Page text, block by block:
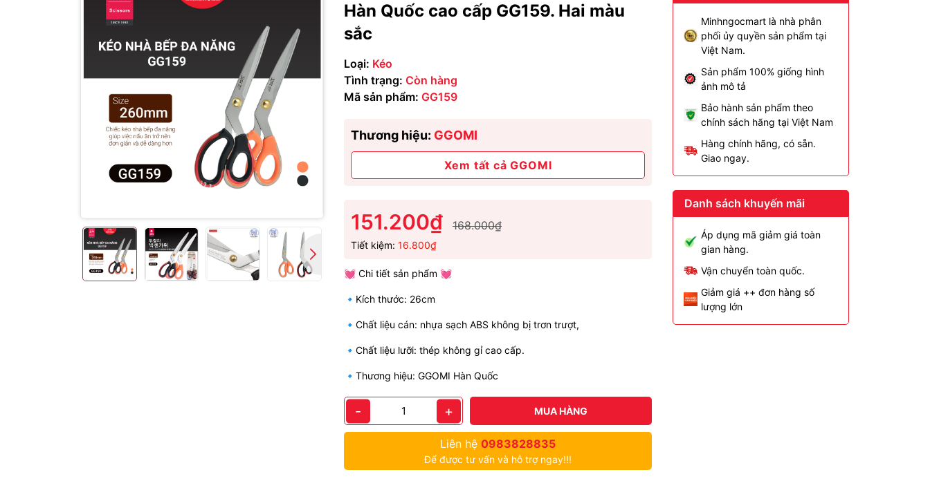
Hàn Quốc cao cấp GG159. Hai màu
sắc
Loại: Kéo
Tình trạng: Còn hàng
Mã sản phẩm: GG159
Thương hiệu: GGOMI
Xem tất cả GGOMI
151.200₫ 168.000₫
Tiết kiệm: 16.800₫
💓 Chi tiết sản phẩm 💓
🔹Kích thước: 26cm
🔹Chất liệu cán: nhựa sạch ABS không bị trơn trượt,
🔹Chất liệu lưỡi: thép không gỉ cao cấp.
🔹Thương hiệu: GGOMI Hàn Quốc
- + MUA HÀNG
Liên hệ 0983828835
Để được tư vấn và hỗ trợ ngay!!!
Minhngocmart là nhà phân
phối ủy quyền sản phẩm tại
Việt Nam.
Sản phẩm 100% giống hình
ảnh mô tả
Bảo hành sản phẩm theo
chính sách hãng tại Việt Nam
Hàng chính hãng, có sẵn.
Giao ngay.
Danh sách khuyến mãi
Áp dụng mã giảm giá toàn
gian hàng.
Vận chuyển toàn quốc.
Giảm giá ++ đơn hàng số
lượng lớn